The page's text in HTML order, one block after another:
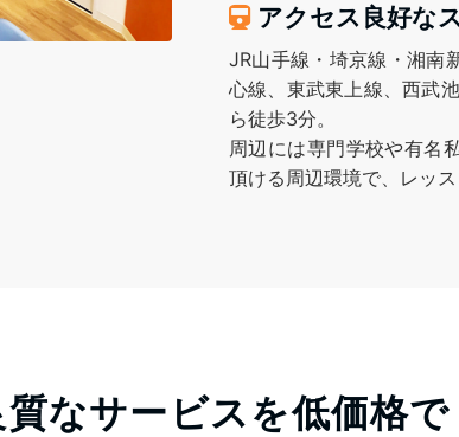
アクセス良好な
JR山手線・埼京線・湘南
心線、東武東上線、西武
ら徒歩3分。
周辺には専門学校や有名
頂ける周辺環境で、レッ
質なサービスを低価格で